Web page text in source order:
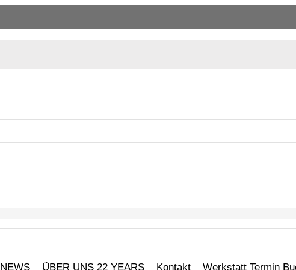
NEWS ÜBER UNS 22 YEARS Kontakt Werkstatt Termin